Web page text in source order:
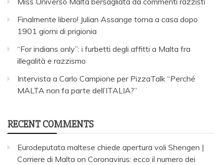
Finalmente libero! Julian Assange torna a casa dopo
1901 giorni di prigionia
“For indians only”: i furbetti degli affitti a Malta fra
illegalità e razzismo
Intervista a Carlo Campione per PizzaTalk “Perché
MALTA non fa parte dell’ITALIA?”
RECENT COMMENTS
Eurodeputata maltese chiede apertura voli Shengen |
Corriere di Malta on Coronavirus: ecco il numero dei